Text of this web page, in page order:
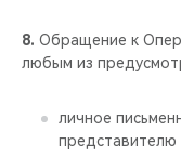
8. Обращение к
любым из
личное